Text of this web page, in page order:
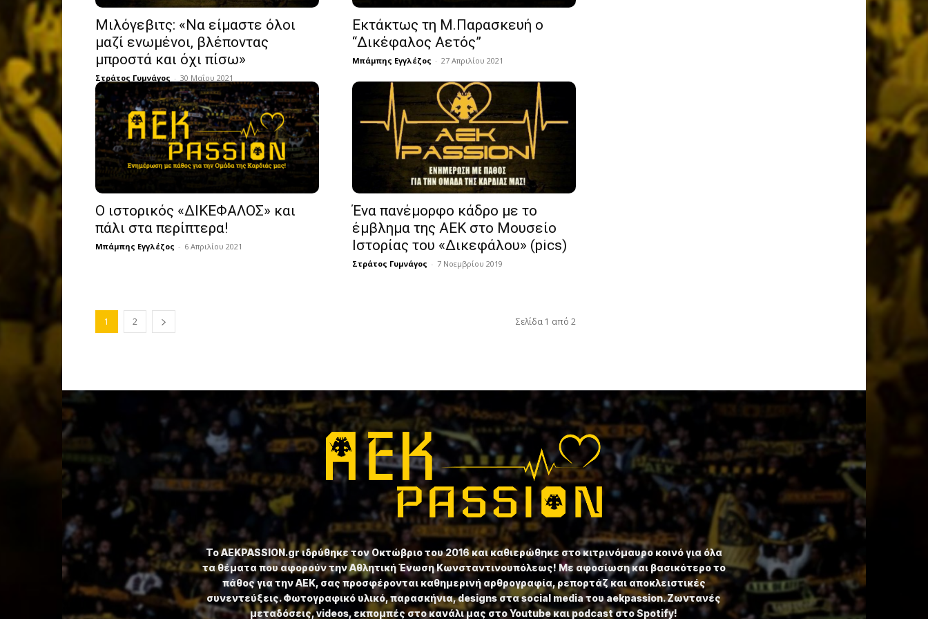
Μιλόγεβιτς: «Να είμαστε όλοι
μαζί ενωμένοι, βλέποντας
μπροστά και όχι πίσω»
Στράτος Γυμνάγος - 30 Μαΐου 2021
Εκτάκτως τη Μ.Παρασκευή ο
“Δικέφαλος Αετός”
Μπάμπης Εγγλέζος - 27 Απριλίου 2021
Ο ιστορικός «ΔΙΚΕΦΑΛΟΣ» και
πάλι στα περίπτερα!
Μπάμπης Εγγλέζος - 6 Απριλίου 2021
Ένα πανέμορφο κάδρο με το
έμβλημα της ΑΕΚ στο Μουσείο
Ιστορίας του «Δικεφάλου» (pics)
Στράτος Γυμνάγος - 7 Νοεμβρίου 2019
1 2 Σελίδα 1 από 2
Το ⁦AEKPASSION.gr⁩ ιδρύθηκε τον Οκτώβριο του 2016 και καθιερώθηκε στο κιτρινόμαυρο κοινό για όλα
τα θέματα που αφορούν την Αθλητική Ένωση Κωνσταντινουπόλεως! Με αφοσίωση και βασικότερο το
πάθος για την ΑΕΚ, σας προσφέρονται καθημερινή αρθρογραφία, ρεπορτάζ και αποκλειστικές
συνεντεύξεις. Φωτογραφικό υλικό, παρασκήνια, designs στα social media του aekpassion. Ζωντανές
μεταδόσεις, videos, εκπομπές στο κανάλι μας στο Youtube και podcast στο Spotify!